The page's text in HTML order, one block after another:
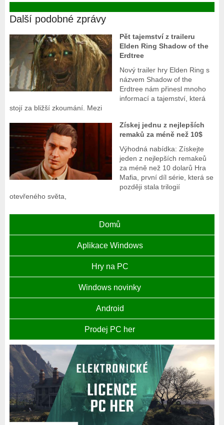
Další podobné zprávy
Pět tajemství z traileru
Elden Ring Shadow of the
Erdtree
Nový trailer hry Elden Ring s
názvem Shadow of the
Erdtree nám přinesl mnoho
informací a tajemství, která
stojí za bližší zkoumání. Mezi
Získej jednu z nejlepších
remaků za méně než 10$
Výhodná nabídka: Získejte
jeden z nejlepších remakeů
za méně než 10 dolarů Hra
Mafia, první díl série, která se
později stala trilogií
otevřeného světa,
Domů
Aplikace Windows
Hry na PC
Windows novinky
Android
Prodej PC her